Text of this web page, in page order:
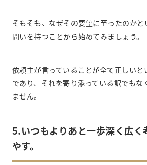
そもそも、なぜその要望に至ったのかと
問いを持つことから始めてみましょう。
依頼主が言っていることが全て正しいと
であり、それを寄り添っている訳でもな
ません。
5.いつもよりあと一歩深く広く
やす。